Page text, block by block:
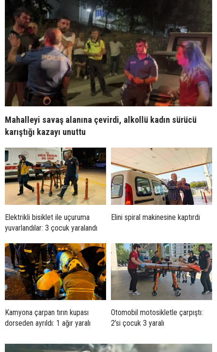
Mahalleyi savaş alanına çevirdi, alkollü kadın sürücü
karıştığı kazayı unuttu
Elektrikli bisiklet ile uçuruma
yuvarlandılar: 3 çocuk yaralandı
Elini spiral makinesine kaptırdı
Kamyona çarpan tırın kupası
dorseden ayrıldı: 1 ağır yaralı
Otomobil motosikletle çarpıştı:
2’si çocuk 3 yaralı